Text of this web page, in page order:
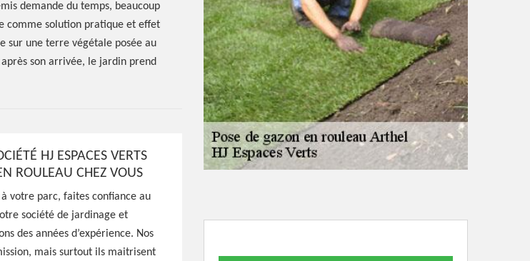
demande du temps, beaucoup
comme solution pratique et effet
sur une terre végétale posée au
son arrivée, le jardin prend
HJ ESPACES VERTS
ROULEAU CHEZ VOUS
votre parc, faites confiance au
société de jardinage et
des années d’expérience. Nos
mais surtout ils maitrisent